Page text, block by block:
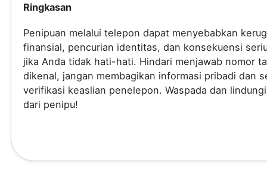
Ringkasan
Penipuan melalui telepon dapat menyebabkan
finansial, pencurian identitas, dan konsekuensi
jika Anda tidak hati-hati. Hindari menjawab nomor
dikenal, jangan membagikan informasi pribadi dan
verifikasi keaslian penelepon. Waspada dan
dari penipu!